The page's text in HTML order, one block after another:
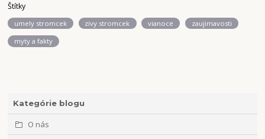
Kategórie blogu
O nás
Štítky
umely stromcek zivy stromcek vianoce zaujimavosti
myty a fakty